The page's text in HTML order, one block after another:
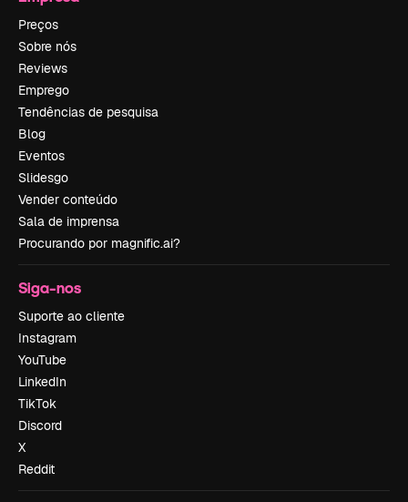
Preços
Sobre nós
Reviews
Emprego
Tendências de pesquisa
Blog
Eventos
Slidesgo
Vender conteúdo
Sala de imprensa
Procurando por magnific.ai?
Siga-nos
Suporte ao cliente
Instagram
YouTube
LinkedIn
TikTok
Discord
X
Reddit